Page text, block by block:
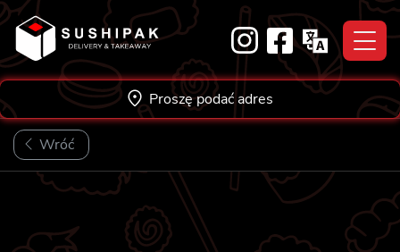
Skip
content
Proszę podać adres
Wróć